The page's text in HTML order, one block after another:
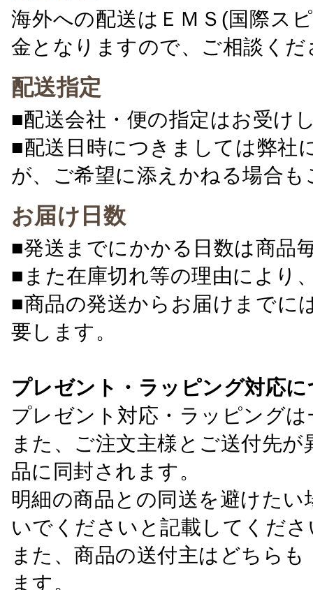
海外への配送はＥＭＳ(国際ス
金となりますので、ご相談くだ
配送指定
■配送会社・便の指定はお受け
■配送日時につきましては弊社
が、ご希望に添えかねる場合
お届け日数
■発送までにかかる日数は商品
■また在庫切れ等の理由により
■商品の発送からお届けまでに
要します。
プレゼント・ラッピング対応
プレゼント対応・ラッピング
また、ご注文主様とご送付先
品に同封されます。
明細の商品との同送を避けた
いでくださいと記載してくださ
また、商品の送付主はどちら
ます。